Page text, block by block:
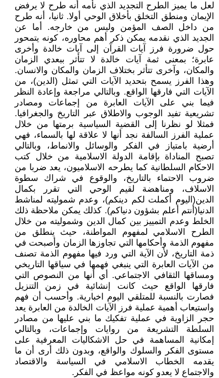
لعل ما يميز الطرح التجديد الذي نأمه أنه طرح لا يرفض
الإيمان ومنطق التخلق بأخلاق الوحي أولا. ثانيا، أنه طرح
من داخل الصف المؤمن وليس من خارجه. أما عن
الجديد الذي نقدمه يمكن ذكر أهم محاوره، كونه يتمحور
حول ضرورة فرز آيات القرآن إلى آيات خالدة وأخرى
عابرة؛ بمعنى ثمة آيات خالدة لا تتأثر ببعدي الزمان
والمكان، وآخرى تتأثر بختلاف الزمان والمكان والانسان.
وهذا الفرز يسمح بتحديد الآيات التي تمثل (الدين)، من
الآيات التي فارقها الواقع. وبالتالي مراجعة وإعادة النظر
فيما بني على الآيات العابرة من إجماعات ومصادر
تشريعية تفيد الوجوب والاطلاق عبر التاريخ والجغرافيا.
فمثلا لو نظرنا إلى القضية السياسية برمتها من خلال
عملية الفرز السالفة نجد أنها لا علاقة لها بالسماء، فهي
أرضية بامتياز في الفكر والوسائل والانماط، وبالتالي
تصبح المناداة بإقامة الدولة الاسلامية من خلال كتب
الاحكام السلطانية كما يطرحه الاسلاميون، يعد ضربا من
ضروب الاحتماء بالتاريخ، والوقوع في شراك سطوة
الاسلاف، ومناهضة لقيم الوحي التي تقرر بكمال
الدين(اليوم أكملت لكم دينكم)، وعدم شموليته لمناشط
الدنيا(أنتم أعلم بشؤون دنياكم). كذلك يمكن ملاحظة ذلك
الخلط وعدم التمييز بين كمال الدين وشموليته من خلال
الطرح الاسلامي لمفهوم المواطنة، حيث ينطلق من
مفهوم الذمة وأحكامها التي تجاوزها الزمان وأصبحت في
ذمة التاريخ، لأن الآية التي ورد فيها مفهوم الذمة تصنف
من الآيات العابرة التي ينبغي فهمها في سياقها التاريخي
ومساقها الثقافي الاجتماعي. أي أنها من النصوص التي
فارقها الواقع حيث كانت إنشائية في زمن التنزيل
فصارت بالنسبة للمتلقي اليوم اخبارية. وأحسب أن فهم
واستيعاب أهمية عملية فرز الآيات الخالدة من العابرة يعد
حجر الزاوية في عملية تفكيك ما بني عليها من مصادر
السلطة التشريعة من روايات وإجماعات، وبالتالي
إمكانية المساهمة في حل الاشكاليات المعرفية على
مستوى الفكر والسلوك والواقع، وبدون ذلك أرى أن ما
يقدمه الخطاب الاسلامي في السياسة والاقتصاد
والاجتماع لا يعدو كونه مواعظ في الفكر.